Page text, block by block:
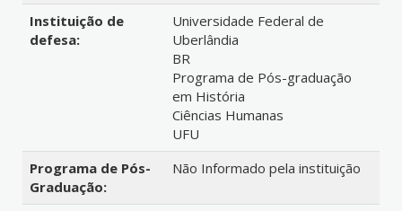
Instituição de
defesa:
Universidade Federal de
Uberlândia
BR
Programa de Pós-graduação
em História
Ciências Humanas
UFU
Programa de Pós-
Graduação:
Não Informado pela instituição